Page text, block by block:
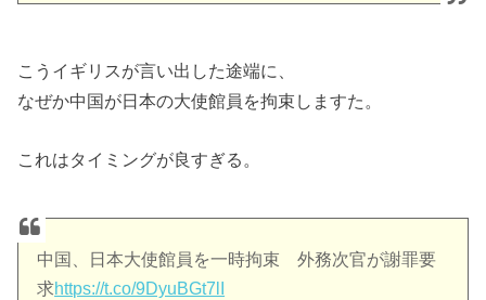
こうイギリスが言い出した途端に、
なぜか中国が日本の大使館員を拘束しますた。
これはタイミングが良すぎる。
中国、日本大使館員を一時拘束 外務次官が謝罪要
求https://t.co/9DyuBGt7lI